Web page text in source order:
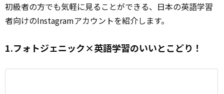
初級者の方でも気軽に見ることができる、日本の英語学習
者向けのInstagramアカウントを紹介します。
1.フォトジェニック×英語学習のいいとこどり！